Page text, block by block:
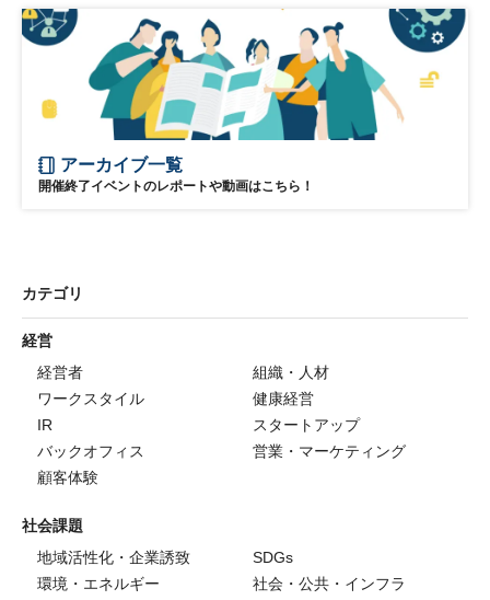
アーカイブ一覧
開催終了イベントのレポートや動画はこちら！
カテゴリ
経営
経営者
組織・人材
ワークスタイル
健康経営
IR
スタートアップ
バックオフィス
営業・マーケティング
顧客体験
社会課題
地域活性化・企業誘致
SDGs
環境・エネルギー
社会・公共・インフラ